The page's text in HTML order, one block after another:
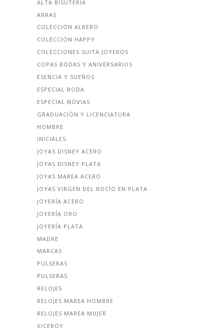
ALTA BISUTERÍA
ARRAS
COLECCIÓN ALBERO
COLECCIÓN HAPPY
COLECCIONES SUITA JOYEROS
COPAS BODAS Y ANIVERSARIOS
ESENCIA Y SUEÑOS
ESPECIAL BODA
ESPECIAL NOVIAS
GRADUACIÓN Y LICENCIATURA
HOMBRE
INICIALES
JOYAS DISNEY ACERO
JOYAS DISNEY PLATA
JOYAS MAREA ACERO
JOYAS VIRGEN DEL ROCÍO EN PLATA
JOYERÍA ACERO
JOYERÍA ORO
JOYERÍA PLATA
MADRE
MARCAS
PULSERAS
PULSERAS
RELOJES
RELOJES MAREA HOMBRE
RELOJES MAREA MUJER
VICEROY